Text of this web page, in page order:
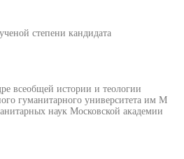
степени кандидата
всеобщей истории и теологии
гуманитарного университета им М
наук Московской академии